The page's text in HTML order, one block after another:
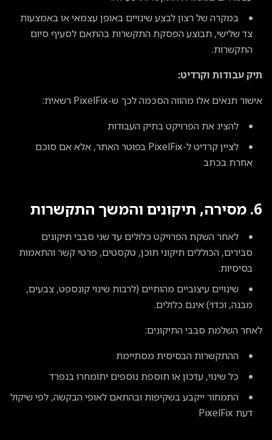
במקרה של רצון לבצע שינויים באופן עצמאי או באמצעות
צד שלישי, תבוצע הפסקת התקשרות בהתאם לסעיף סיום
התקשרות.
תיק עבודות וקרדיט:
אישור תנאים אלו מהווה הסכמה לכך ש-PixelFix רשאית:
להציג את הפרויקט בתיק העבודות
לציין קרדיט ל-PixelFix בפוטר האתר, אלא אם סוכם
אחרת בכתב
6. מסירה, תיקונים והמשך התקשרות
לאחר השקת הפרויקט כלולים עד שני סבבי תיקונים
סבירים, הכוללים תיקוני תוכן, טקסטים, פרטי קשר והתאמות
בסיסיות.
שינויים עיצוביים מהותיים (לרבות שינוי קונספט, צבעים,
מבנה, וכדו׳) אינם כלולים.
לאחר השלמת סבבי התיקונים:
ההתקשרות הבסיסית מסתיימת
כל שינוי, עדכון או תוספת נוספים יתומחרו בנפרד
התמחור ייקבע בשקיפות ובהתאם לאופי הבקשה, לפי שיקול
דעת PixelFix